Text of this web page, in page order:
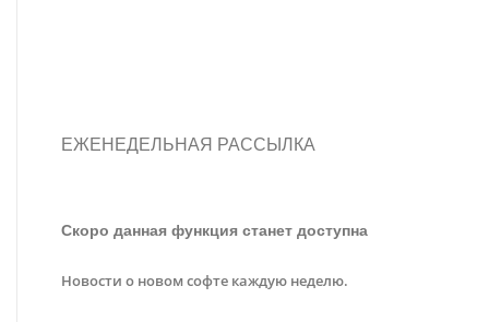
ЕЖЕНЕДЕЛЬНАЯ РАССЫЛКА
Скоро данная функция станет доступна
Новости о новом софте каждую неделю.